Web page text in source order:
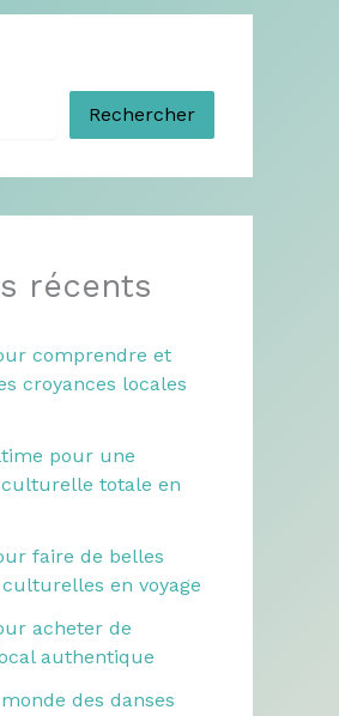
Rechercher
récents
comprendre et
croyances locales
pour une
totale en
faire de belles
en voyage
acheter de
authentique
des danses